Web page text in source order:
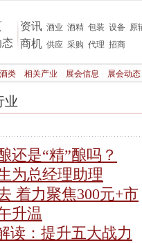
态
资讯 酒业 酒精 包装 设备 原
商机 供应 采购 代理 招商
酒类 相关产业 展会信息 展会动态
业
还是“精”酿吗？
为总经理助理
着力聚焦300元+市
升温
读：提升五大战力